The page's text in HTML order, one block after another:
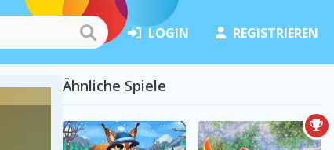
LOGIN REGISTRIEREN
Ähnliche Spiele